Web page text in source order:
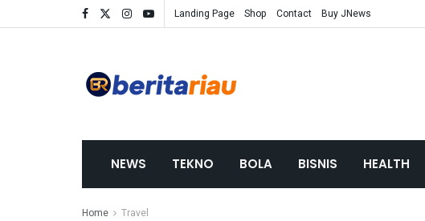
Landing Page Shop Contact Buy JNews
NEWS TEKNO BOLA BISNIS HEALTH
Home Travel